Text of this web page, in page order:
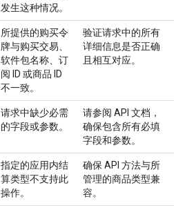
发生这种情况。
所提供的购买令
牌与购买交易、
软件包名称、订
阅 ID 或商品 ID
不一致。
验证请求中的所有
详细信息是否正确
且相互对应。
请求中缺少必需
的字段或参数。
请参阅 API 文档，
确保包含所有必填
字段和参数。
指定的应用内结
算类型不支持此
操作。
确保 API 方法与所
管理的商品类型兼
容。